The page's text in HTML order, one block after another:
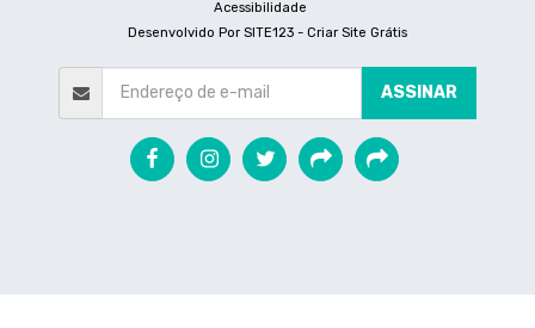
Acessibilidade
Desenvolvido PorSITE123 - Criar Site Grátis
ASSINAR